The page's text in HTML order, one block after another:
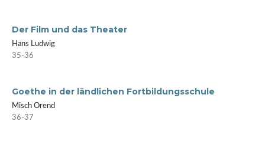
Der Film und das Theater
Hans Ludwig
35-36
Goethe in der ländlichen Fortbildungsschule
Misch Orend
36-37